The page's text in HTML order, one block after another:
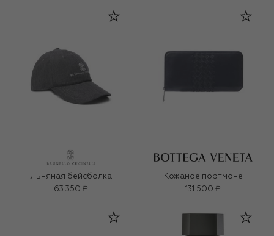
Льняная бейсболка
63 350 ₽
Кожаное портмоне
131 500 ₽